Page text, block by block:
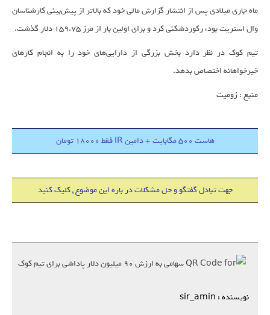
ماه جاری میلادی پس از انتشار گزارش مالی خود که بالاتر از پیش‌بینی کارشناسان
وال استریت بود، رکوردشکنی کرد و برای اولین بار از مرز ۱۵۹.۷۵ دلار گذشت.
تیم کوک در نظر دارد بخش بزرگی از دارایی‌های خود را به انجام کارهای
خیرخواهانه اختصاص بدهد.
منبع : زومیت
هاست 500 مگابایت + دامین IR فقط 18000 تومان
جهت تبادل گفتگو و حل مشکلات در باره این موضوع , کلیک کنید
نویسنده : sir_amin